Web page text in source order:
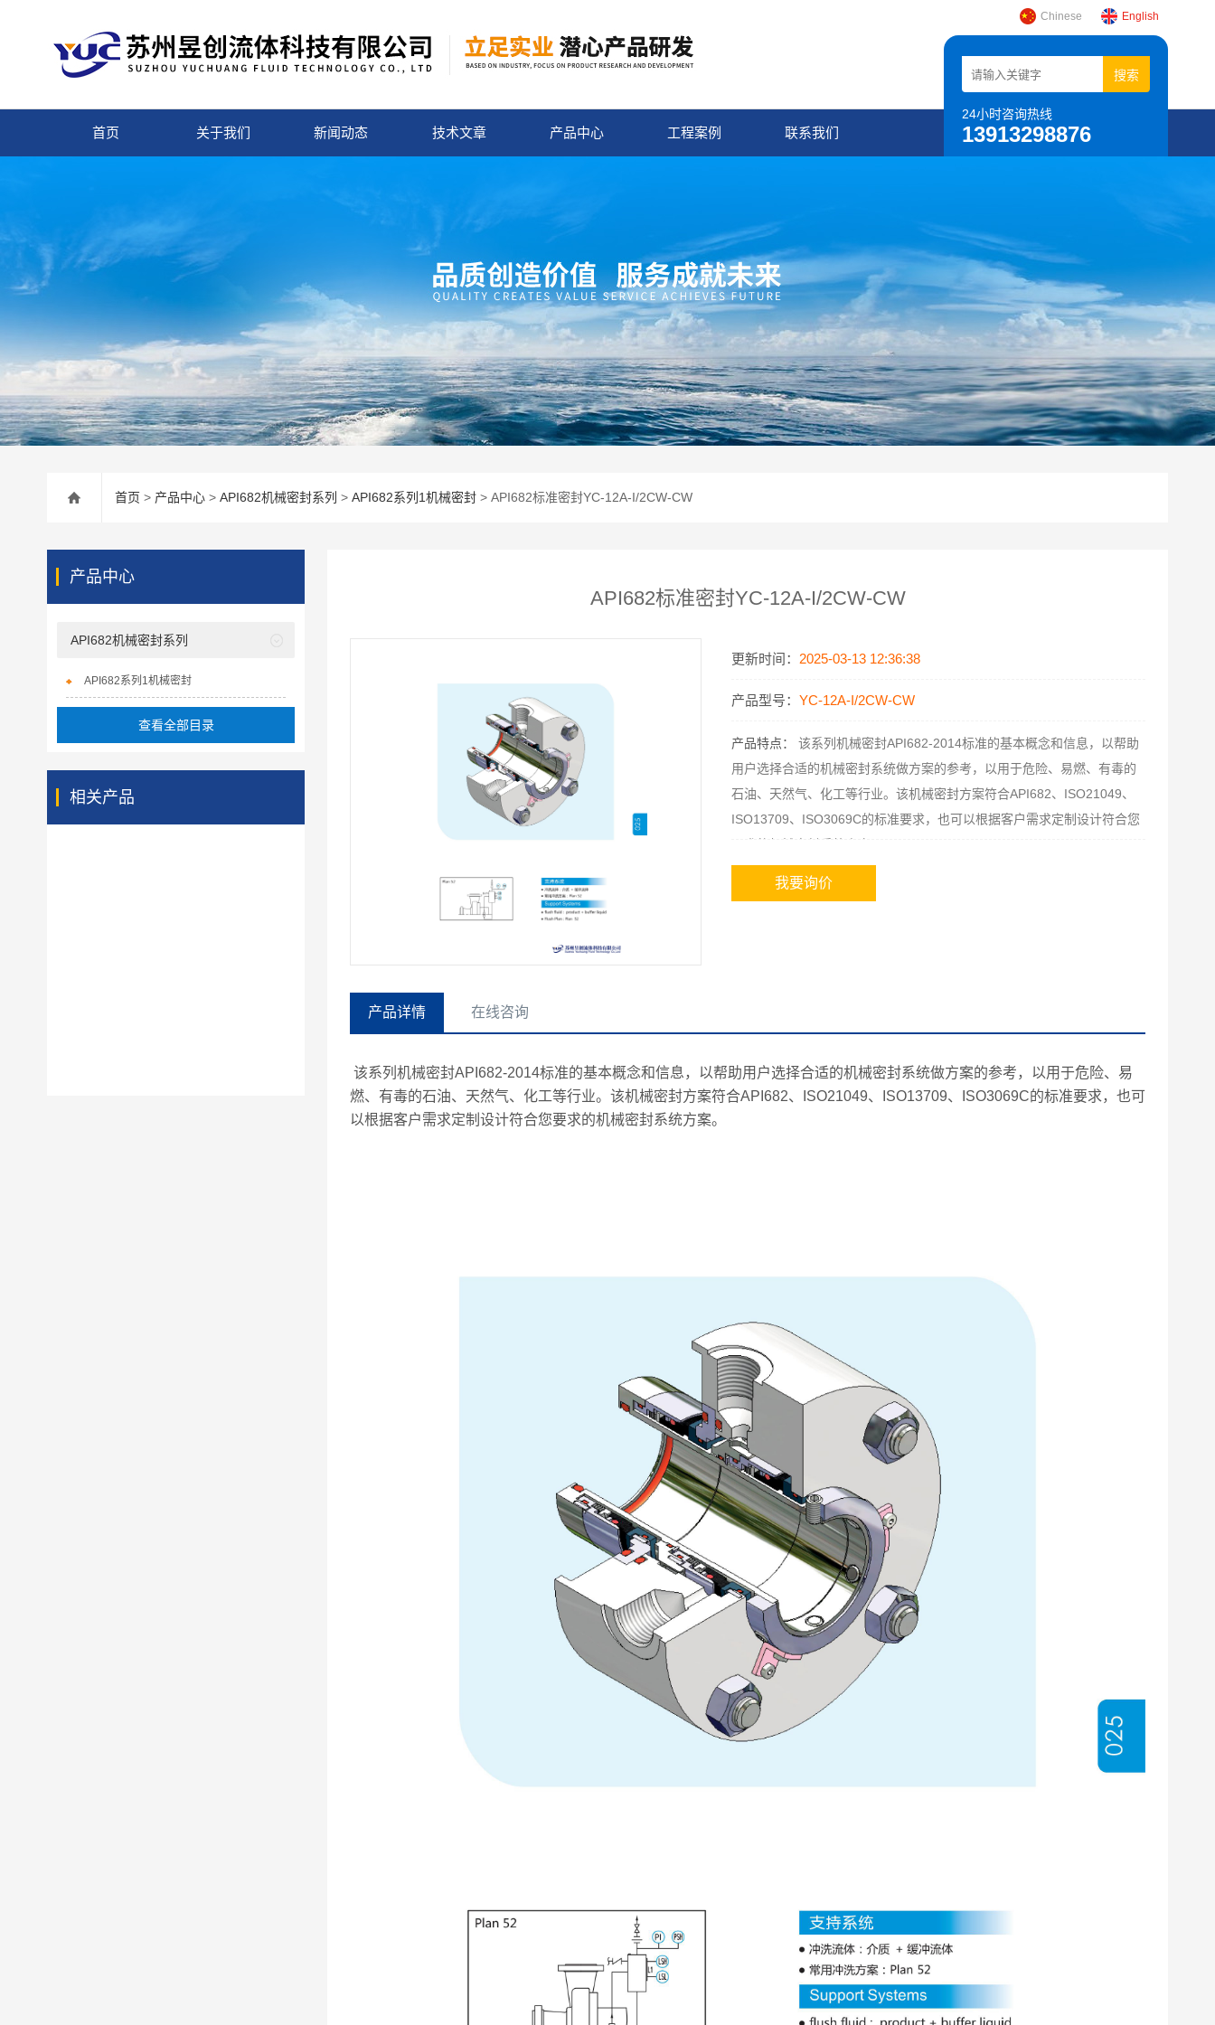
Chinese English
24小时咨询热线
13913298876
首页 关于我们 新闻动态 技术文章 产品中心 工程案例 联系我们
首页 > 产品中心 > API682机械密封系列 > API682系列1机械密封 > API682标准密封YC-12A-I/2CW-CW
API682标准密封YC-12A-I/2CW-CW
更新时间： 2025-03-13 12:36:38
产品型号：YC-12A-I/2CW-CW
产品特点：
该系列机械密封API682-2014标准的基本概念和信息，以帮助
用户选择合适的机械密封系统做方案的参考，以用于危险、易燃、有毒的
石油、天然气、化工等行业。该机械密封方案符合API682、ISO21049、
ISO13709、ISO3069C的标准要求，也可以根据客户需求定制设计符合您
我要询价
产品详情 在线咨询
该系列机械密封API682-2014标准的基本概念和信息，以帮助用户选择合适的机械密封系统做方案的参考，以用于危险、易
燃、有毒的石油、天然气、化工等行业。该机械密封方案符合API682、ISO21049、ISO13709、ISO3069C的标准要求，也可
以根据客户需求定制设计符合您要求的机械密封系统方案。
产品中心
API682机械密封系列
API682系列1机械密封
查看全部目录
相关产品